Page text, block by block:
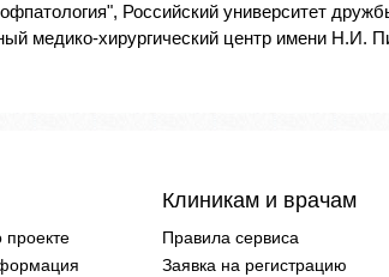
Российский университет
медико-хирургический центр имени Н.И.
Клиникам и врачам
Правила сервиса
Заявка на регистрацию